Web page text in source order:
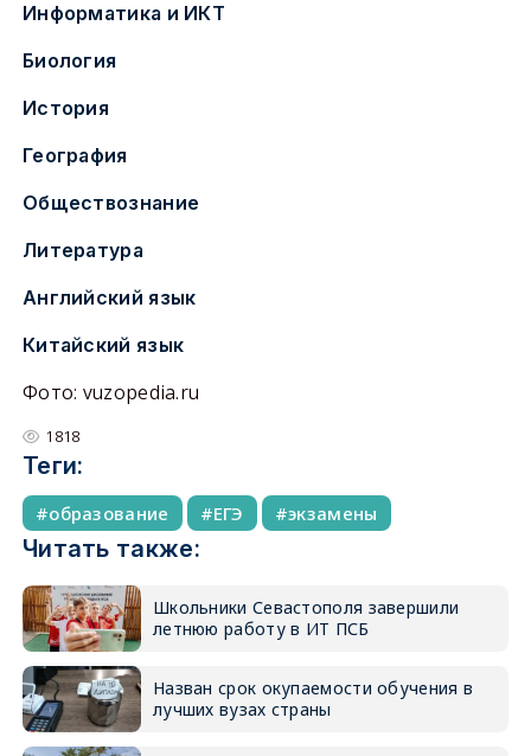
Информатика и ИКТ
Биология
История
География
Обществознание
Литература
Английский язык
Китайский язык
Фото: vuzopedia.ru
1818
Теги:
образование ЕГЭ экзамены
Читать также:
Школьники Севастополя завершили
летнюю работу в ИТ ПСБ
Назван срок окупаемости обучения в
лучших вузах страны